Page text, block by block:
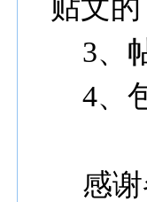
贴文的
3、
4、
感谢